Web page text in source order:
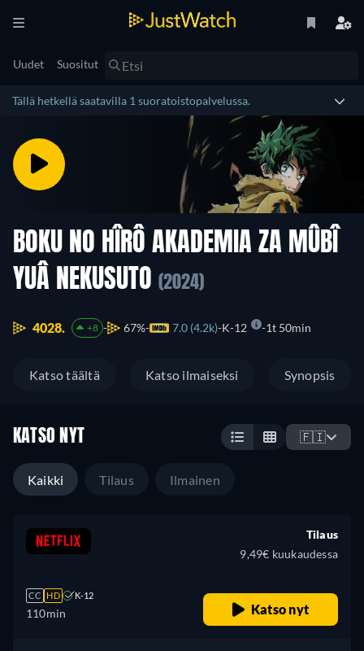
Uudet Suositut
Tällä hetkellä saatavilla 1 suoratoistopalvelussa.
BOKU NO HÎRÔ AKADEMIA ZA MÛBÎ
YUÂ NEKUSUTO (2024)
4028. +8 67% 7.0 (4.2k) K-12 1t 50min
Katso täältä Katso ilmaiseksi Synopsis
KATSO NYT 🇫🇮
Kaikki Tilaus Ilmainen
CC HD K-12
110min
Tilaus
9,49€ kuukaudessa
Katso nyt